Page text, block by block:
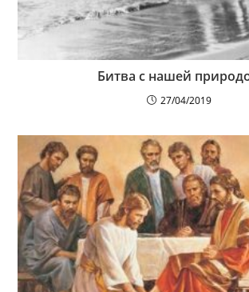
Битва с нашей
27/04/2019